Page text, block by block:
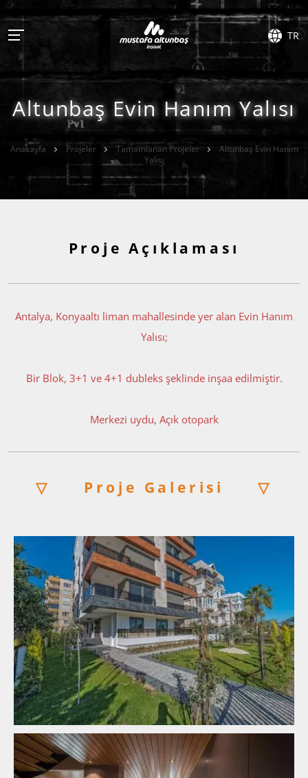
TR
Altunbaş Evin Hanım Yalısı
Anasayfa Projeler Tamamlanan Projeler
Altunbaş Evin Hanım
Yalısı
Proje Açıklaması
Antalya, Konyaaltı liman mahallesinde yer alan Evin Hanım
Yalısı;
Bir Blok, 3+1 ve 4+1 dubleks şeklinde inşaa edilmiştir.
Merkezi uydu, Açık otopark
▽ Proje Galerisi▽